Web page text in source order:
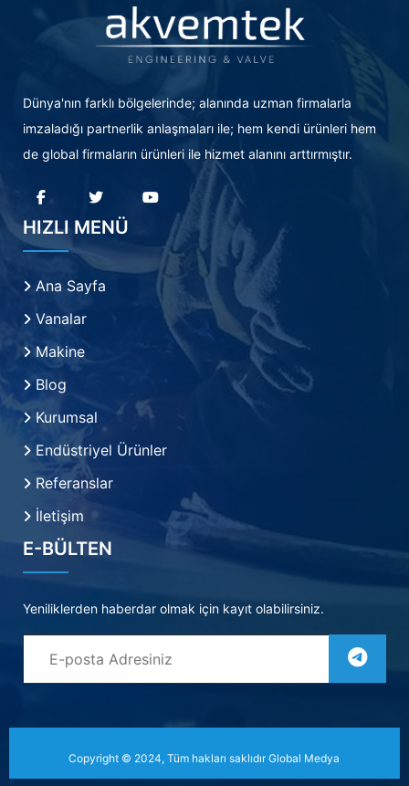
Dünya'nın farklı bölgelerinde; alanında uzman firmalarla
imzaladığı partnerlik anlaşmaları ile; hem kendi ürünleri hem
de global firmaların ürünleri ile hizmet alanını arttırmıştır.
HIZLI MENÜ
Ana Sayfa
Vanalar
Makine
Blog
Kurumsal
Endüstriyel Ürünler
Referanslar
İletişim
E-BÜLTEN
Yeniliklerden haberdar olmak için kayıt olabilirsiniz.
Copyright © 2024, Tüm hakları saklıdırGlobal Medya